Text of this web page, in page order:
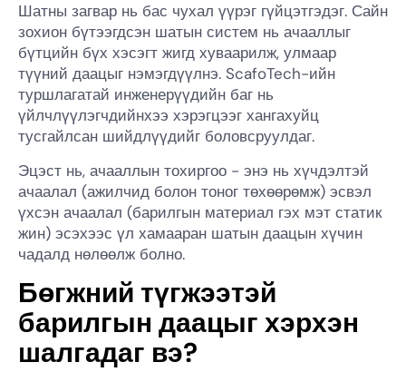
Шатны загвар нь бас чухал үүрэг гүйцэтгэдэг. Сайн
зохион бүтээгдсэн шатын систем нь ачааллыг
бүтцийн бүх хэсэгт жигд хуваарилж, улмаар
түүний даацыг нэмэгдүүлнэ. ScafoTech-ийн
туршлагатай инженерүүдийн баг нь
үйлчлүүлэгчдийнхээ хэрэгцээг хангахуйц
тусгайлсан шийдлүүдийг боловсруулдаг.
Эцэст нь, ачааллын тохиргоо - энэ нь хүчдэлтэй
ачаалал (ажилчид болон тоног төхөөрөмж) эсвэл
үхсэн ачаалал (барилгын материал гэх мэт статик
жин) эсэхээс үл хамааран шатын даацын хүчин
чадалд нөлөөлж болно.
Бөгжний түгжээтэй
барилгын даацыг хэрхэн
шалгадаг вэ?